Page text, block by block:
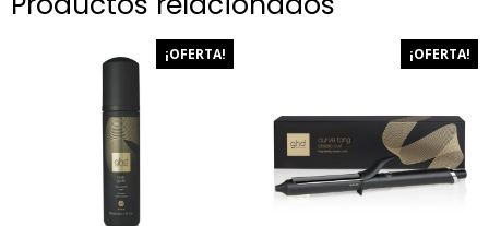
¡OFERTA! ¡OFERTA!